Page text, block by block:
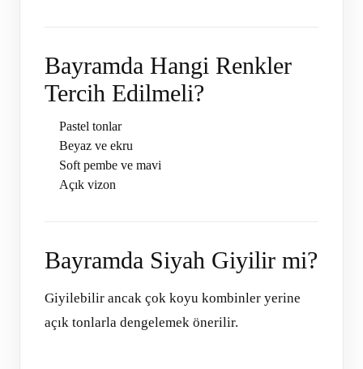
Bayramda Hangi Renkler
Tercih Edilmeli?
Pastel tonlar
Beyaz ve ekru
Soft pembe ve mavi
Açık vizon
Bayramda Siyah Giyilir mi?
Giyilebilir ancak çok koyu kombinler yerine
açık tonlarla dengelemek önerilir.